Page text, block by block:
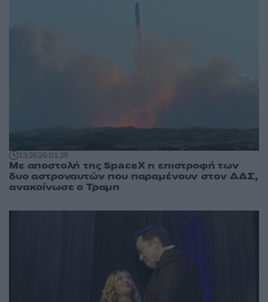
13:2629.01.25
Με αποστολή της SpaceX η επιστροφή των
δυο αστροναυτών που παραμένουν στον ΔΔΣ,
ανακοίνωσε ο Τραμπ